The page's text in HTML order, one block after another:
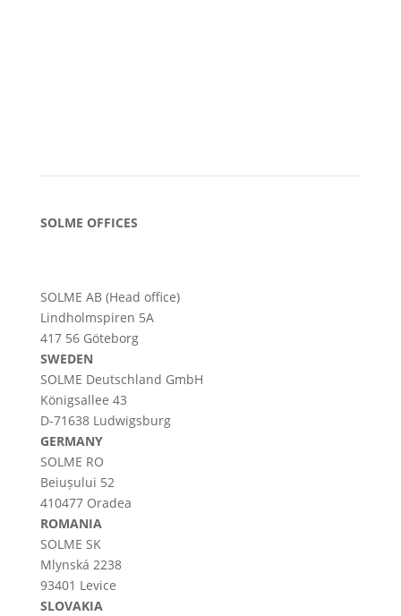
SOLME OFFICES
SOLME AB (Head office)
Lindholmspiren 5A
417 56 Göteborg
SWEDEN
SOLME Deutschland GmbH
Königsallee 43
D-71638 Ludwigsburg
GERMANY
SOLME RO
Beiușului 52
410477 Oradea
ROMANIA
SOLME SK
Mlynská 2238
93401 Levice
SLOVAKIA